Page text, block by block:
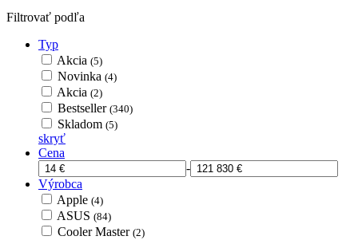
Filtrovať podľa
Typ
Akcia (5)
Novinka (4)
Akcia (2)
Bestseller (340)
Skladom (5)
skryť
Cena
-
Výrobca
Apple (4)
ASUS (84)
Cooler Master (2)